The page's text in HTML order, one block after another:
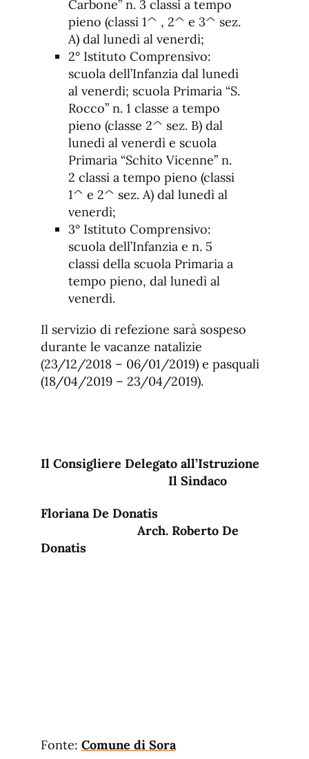
Carbone” n. 3 classi a tempo
pieno (classi 1^ , 2^ e 3^ sez.
A) dal lunedì al venerdì;
2° Istituto Comprensivo:
scuola dell’Infanzia dal lunedì
al venerdì; scuola Primaria “S.
Rocco” n. 1 classe a tempo
pieno (classe 2^ sez. B) dal
lunedì al venerdì e scuola
Primaria “Schito Vicenne” n.
2 classi a tempo pieno (classi
1^ e 2^ sez. A) dal lunedì al
venerdì;
3° Istituto Comprensivo:
scuola dell’Infanzia e n. 5
classi della scuola Primaria a
tempo pieno, dal lunedì al
venerdì.
Il servizio di refezione sarà sospeso
durante le vacanze natalizie
(23/12/2018 – 06/01/2019) e pasquali
(18/04/2019 – 23/04/2019).
Il Consigliere Delegato all’Istruzione
Il Sindaco
Floriana De Donatis
Arch. Roberto De
Donatis
Fonte: Comune di Sora